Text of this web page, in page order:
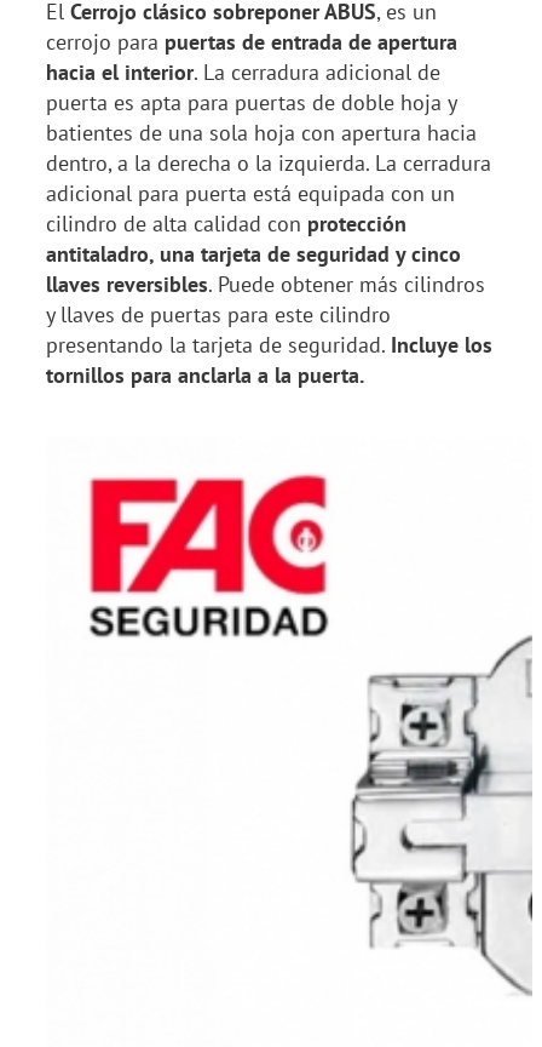
El Cerrojo clásico sobreponer ABUS, es un
cerrojo para puertas de entrada de apertura
hacia el interior. La cerradura adicional de
puerta es apta para puertas de doble hoja y
batientes de una sola hoja con apertura hacia
dentro, a la derecha o la izquierda. La cerradura
adicional para puerta está equipada con un
cilindro de alta calidad con protección
antitaladro, una tarjeta de seguridad y cinco
llaves reversibles. Puede obtener más cilindros
y llaves de puertas para este cilindro
presentando la tarjeta de seguridad. Incluye los
tornillos para anclarla a la puerta.